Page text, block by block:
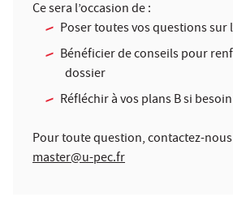
Ce sera l’occasion de :
Poser toutes vos questions
Bénéficier de conseils pour
dossier
Réfléchir à vos plans B si besoin
Pour toute question, contactez-
master@u-pec.fr